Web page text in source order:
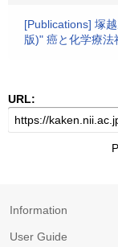
[Publications] 塚
版)" 癌と化学療
URL:
Information
User Guide